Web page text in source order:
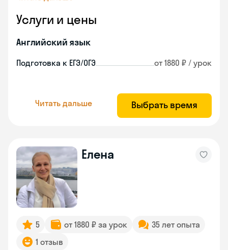
Услуги и цены
Английский язык
Подготовка к ЕГЭ/ОГЭ от 1880 ₽ / урок
Читать дальше Выбрать время
Елена
5 от 1880 ₽ за урок
35 лет опыта
1 отзыв